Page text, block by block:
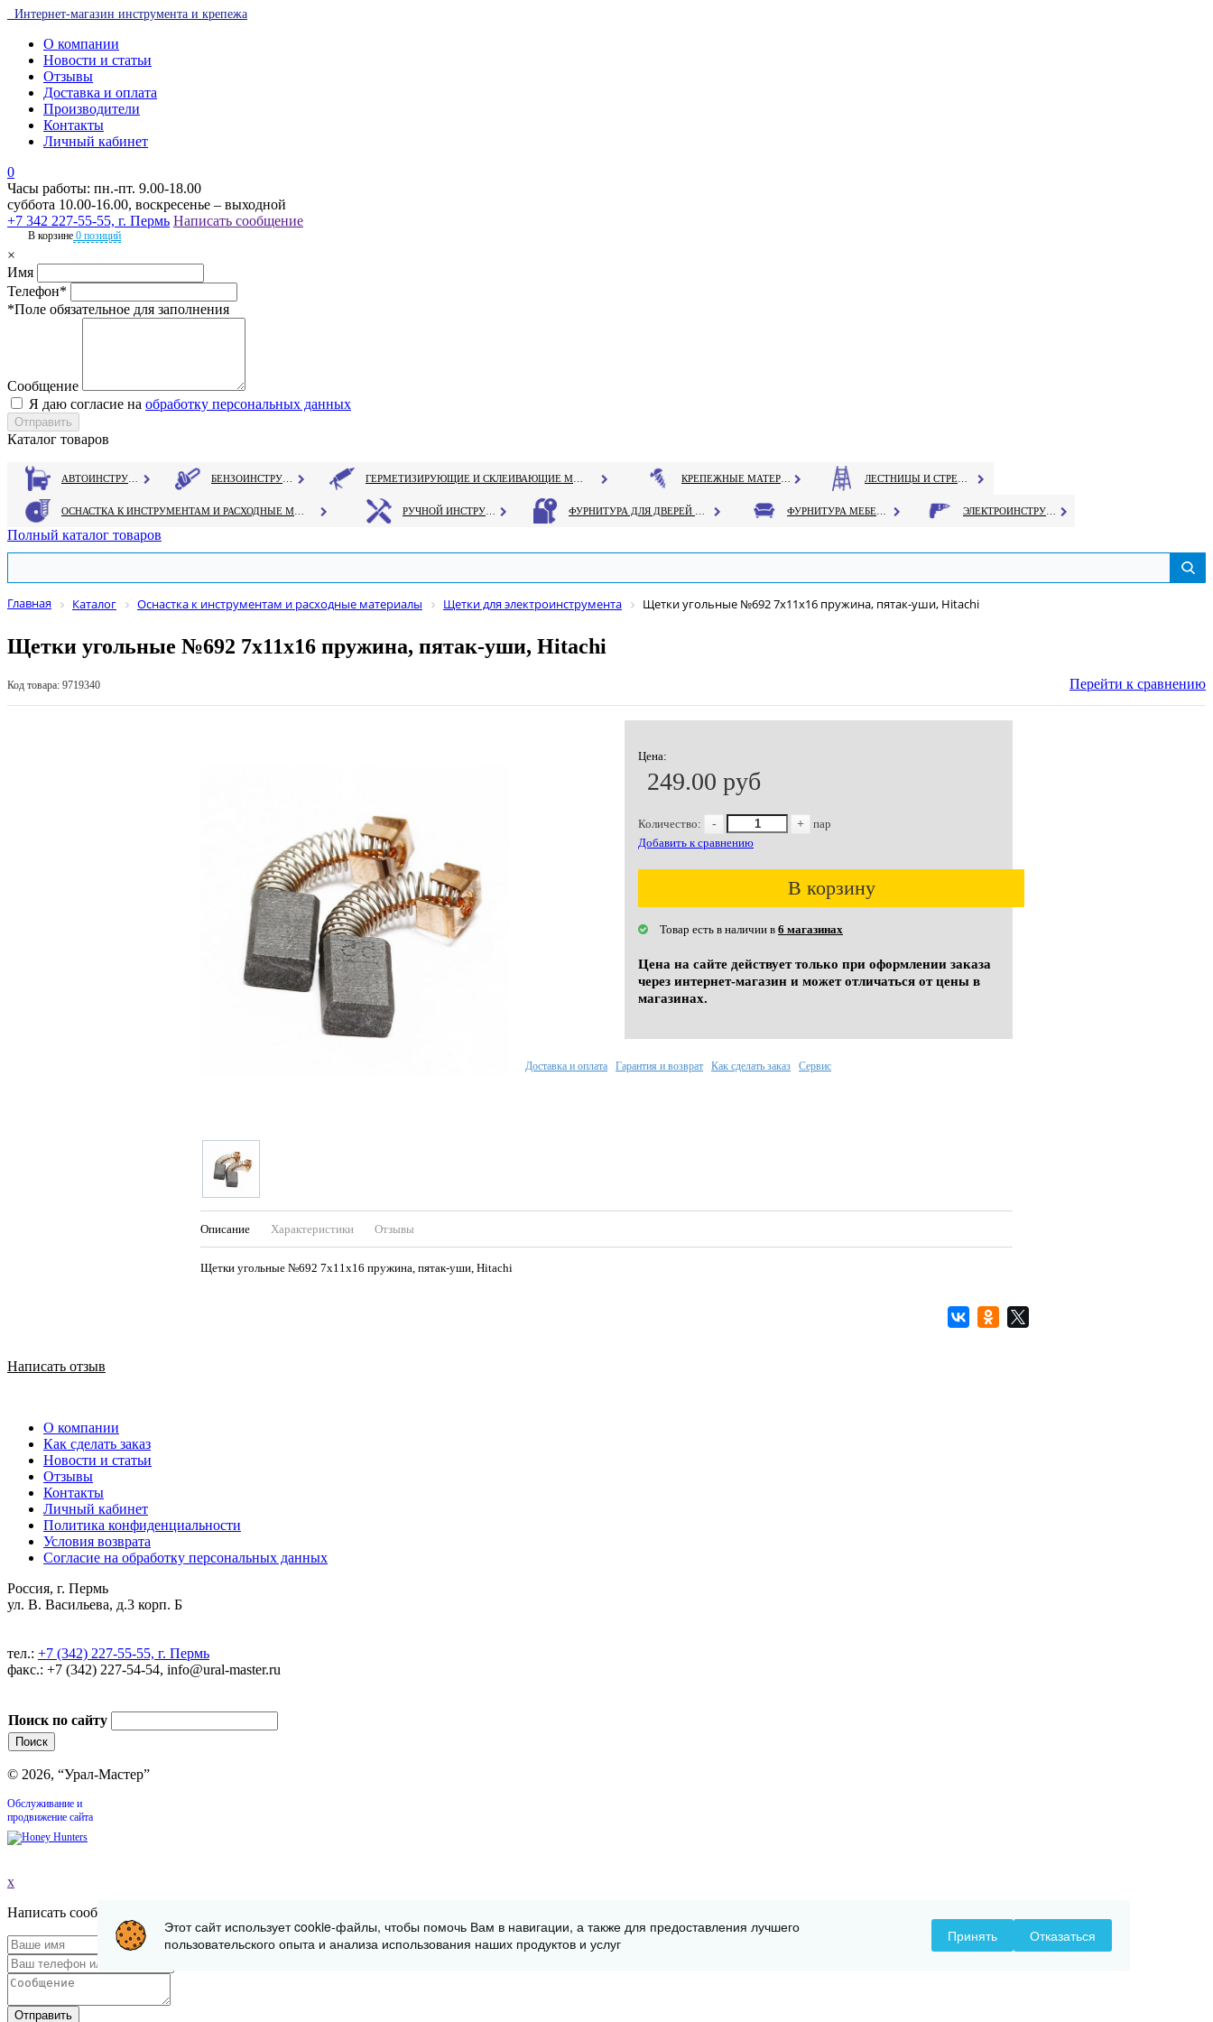
Интернет-магазин инструмента и крепежа
О компании
Новости и статьи
Отзывы
Доставка и оплата
Производители
Контакты
Личный кабинет
0
Часы работы: пн.-пт. 9.00-18.00
суббота 10.00-16.00, воскресенье – выходной
+7 342 227-55-55, г. Пермь Написать сообщение
В корзине 0 позиций
×
Имя
Телефон*
*Поле обязательное для заполнения
Сообщение
Я даю согласие на обработку персональных данных
Каталог товаров
Полный каталог товаров
Главная Каталог Оснастка к инструментам и расходные материалы Щетки для электроинструмента Щетки угольные №692 7х11х16 пружина, пятак-уши, Hitachi
Щетки угольные №692 7х11х16 пружина, пятак-уши, Hitachi
Код товара: 9719340 Перейти к сравнению
Цена:
249.00 руб
Количество: - +
пар
Добавить к сравнению
В корзину
Товар есть в наличии в 6 магазинах
Цена на сайте действует только при оформлении заказа
через интернет-магазин и может отличаться от цены в
магазинах.
Описание Характеристики Отзывы
Щетки угольные №692 7х11х16 пружина, пятак-уши, Hitachi
Доставка и оплата Гарантия и возврат Как сделать заказ Сервис
Написать отзыв
О компании
Как сделать заказ
Новости и статьи
Отзывы
Контакты
Личный кабинет
Политика конфиденциальности
Условия возврата
Согласие на обработку персональных данных
Россия, г. Пермь
ул. В. Васильева, д.3 корп. Б
тел.: +7 (342) 227-55-55, г. Пермь
факс.: +7 (342) 227-54-54, info@ural-master.ru
Поиск по сайту
© 2026, “Урал-Мастер”
Обслуживание и
продвижение сайта
x
Написать сообщение
Отправить
Этот сайт использует cookie-файлы, чтобы помочь Вам в навигации, а также для предоставления лучшего
пользовательского опыта и анализа использования наших продуктов и услуг
Принять Отказаться